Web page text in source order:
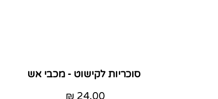
סוכריות לקישוט - מכבי אש